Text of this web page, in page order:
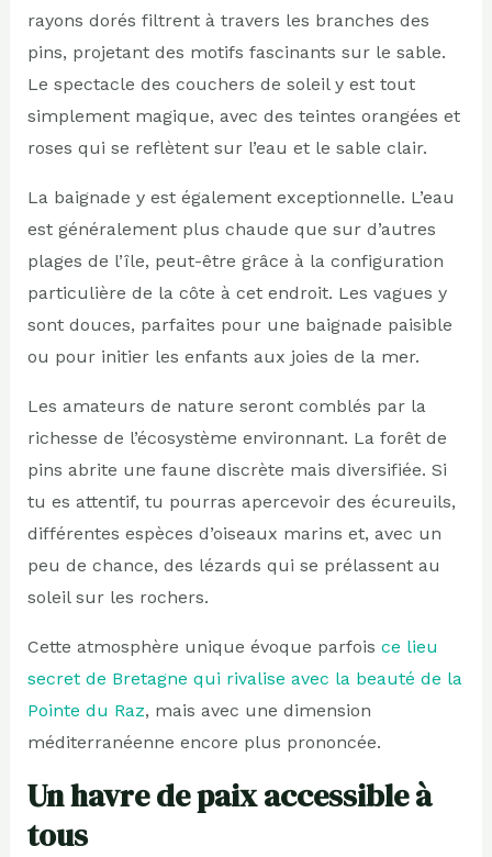
rayons dorés filtrent à travers les branches des
pins, projetant des motifs fascinants sur le sable.
Le spectacle des couchers de soleil y est tout
simplement magique, avec des teintes orangées et
roses qui se reflètent sur l’eau et le sable clair.
La baignade y est également exceptionnelle. L’eau
est généralement plus chaude que sur d’autres
plages de l’île, peut-être grâce à la configuration
particulière de la côte à cet endroit. Les vagues y
sont douces, parfaites pour une baignade paisible
ou pour initier les enfants aux joies de la mer.
Les amateurs de nature seront comblés par la
richesse de l’écosystème environnant. La forêt de
pins abrite une faune discrète mais diversifiée. Si
tu es attentif, tu pourras apercevoir des écureuils,
différentes espèces d’oiseaux marins et, avec un
peu de chance, des lézards qui se prélassent au
soleil sur les rochers.
Cette atmosphère unique évoque parfois ce lieu
secret de Bretagne qui rivalise avec la beauté de la
Pointe du Raz, mais avec une dimension
méditerranéenne encore plus prononcée.
Un havre de paix accessible à
tous